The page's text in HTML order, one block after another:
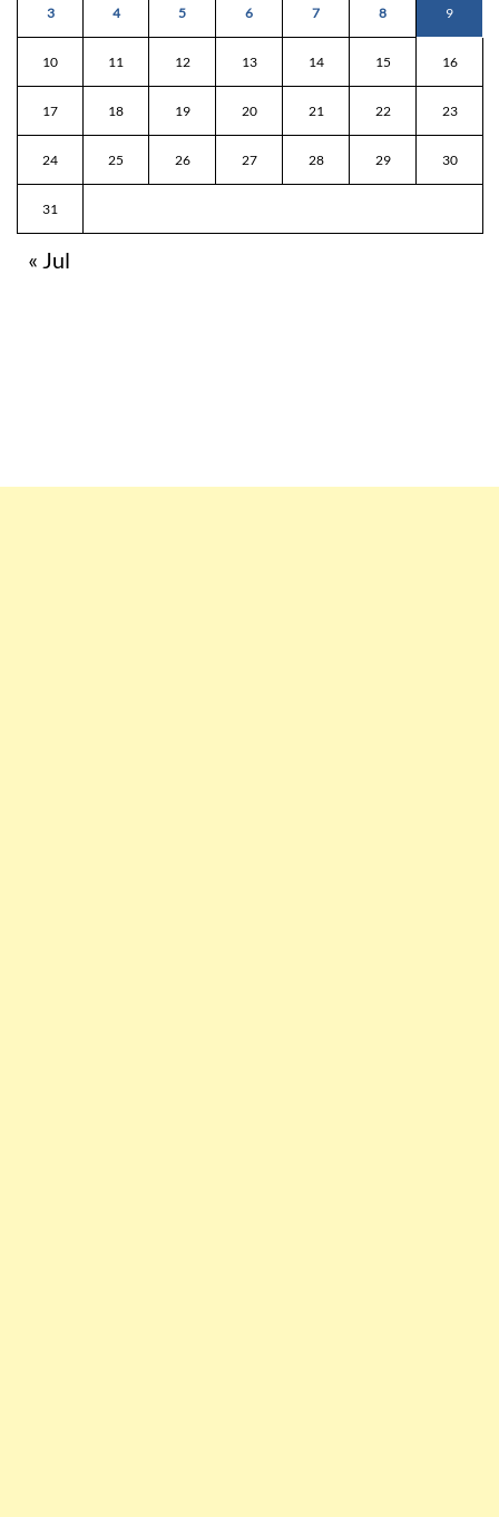
3 4 5 6 7 8 9
10 11 12 13 14 15 16
17 18 19 20 21 22 23
24 25 26 27 28 29 30
31
« Jul